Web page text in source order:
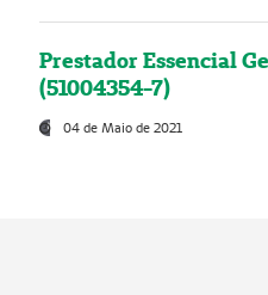
Prestador Essencial
(51004354-7)
04 de Maio de 2021